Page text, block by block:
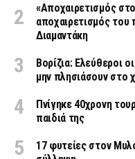
«Aποχαιρετισμός
αποχαιρετισμός
Διαμαντάκη
Βορίζια: Ελεύθεροι
μην πλησιάσουν στο
Πνίγηκε 40χρονη
παιδιά της
17 φυτείες στον